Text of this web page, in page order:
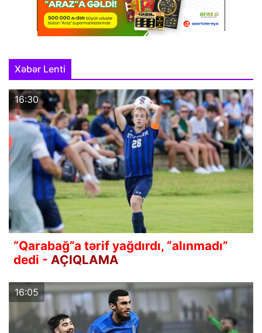
Xəbər Lenti
16:30
“Qarabağ”a tərif yağdırdı, “alınmadı”
dedi - AÇIQLAMA
16:05